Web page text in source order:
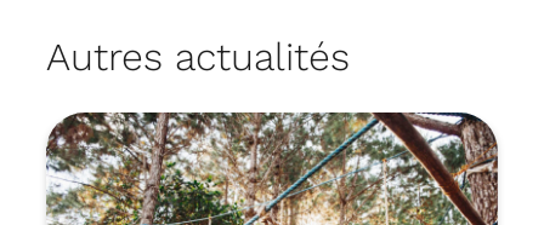
Autres actualités